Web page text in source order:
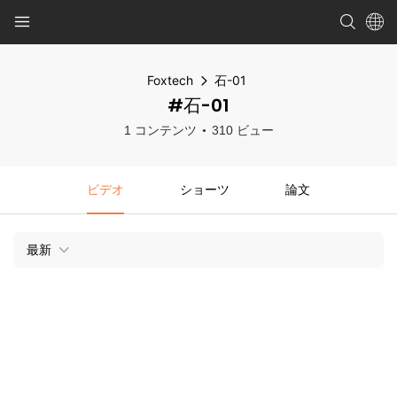
Foxtech 石-01
#石-01
1 コンテンツ 310 ビュー
ビデオ ショーツ 論文
最新